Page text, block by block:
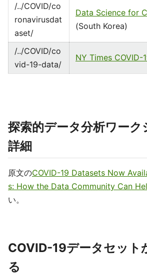
/../COVID/co
ronavirusdat
aset/
Data Science for
(South Korea)
/../COVID/co
vid-19-data/
NY Times COVID-
探索的データ分析ワーク
詳細
原文のCOVID-19 Datasets Now
s: How the Data Community Can
い。
COVID-19データセット
る